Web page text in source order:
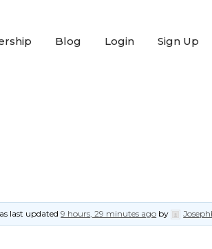
Blog Login Sign Up
last updated9 hours, 29 minutes ago by